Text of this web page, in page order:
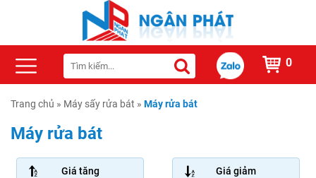
0
Trang chủ » Máy sấy rửa bát » Máy rửa bát
Máy rửa bát
Giá tăng Giá giảm